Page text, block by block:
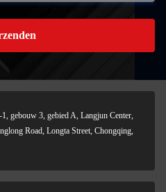
gebouw 3, gebied A, Langjun Center,
Road, Longta Street, Chongqing,